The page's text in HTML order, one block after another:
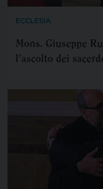
ECCLESIA
Mons. Giuseppe
l’ascolto dei